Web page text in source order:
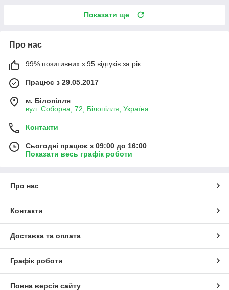
Показати ще
Про нас
99% позитивних з 95 відгуків за рік
Працює з 29.05.2017
м. Білопілля
вул. Соборна, 72, Білопілля, Україна
Контакти
Сьогодні працює з 09:00 до 16:00
Показати весь графік роботи
Про нас
Контакти
Доставка та оплата
Графік роботи
Повна версія сайту